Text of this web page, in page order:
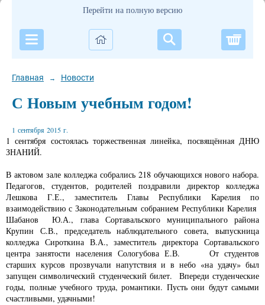
Перейти на полную версию
Главная → Новости
С Новым учебным годом!
1 сентября 2015 г.
1 сентября состоялась торжественная линейка, посвящённая ДНЮ
ЗНАНИЙ.
В актовом зале колледжа собрались 218 обучающихся нового набора.
Педагогов, студентов, родителей поздравили директор колледжа
Лешкова Г.Е., заместитель Главы Республики Карелия по
взаимодействию с Законодательным собранием Республики Карелия
Шабанов Ю.А., глава Сортавальского муниципального района
Крупин С.В., председатель наблюдательного совета, выпускница
колледжа Сироткина В.А., заместитель директора Сортавальского
центра занятости населения Сологубова Е.В. От студентов
старших курсов прозвучали напутствия и в небо «на удачу» был
запущен символический студенческий билет. Впереди студенческие
годы, полные учебного труда, романтики. Пусть они будут самыми
счастливыми, удачными!